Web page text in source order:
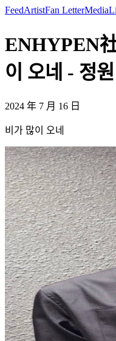
FeedArtistFan LetterMedia
ENHYPEN
이 오네 - 정원
2024 年 7 月 16 日
비가 많이 오네